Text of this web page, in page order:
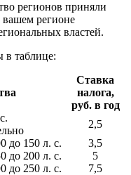
регионов приняли
регионе
властей.
в таблице:
Ставка
налога,
руб. в год
2,5
до 150 л. с.
3,5
до 200 л. с.
5
до 250 л. с.
7,5